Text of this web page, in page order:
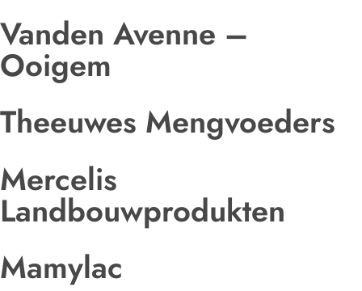
Vanden Avenne –
Ooigem
Theeuwes Mengvoeders
Mercelis
Landbouwprodukten
Mamylac